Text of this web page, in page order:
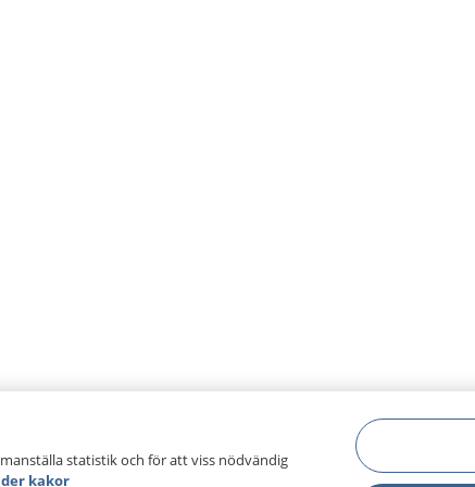
statistik och för att viss nödvändig
kakor